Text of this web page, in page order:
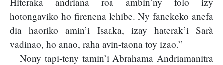
hotongaviko ho firenena lehibe. Ny fanekeko anefa
dia haoriko amin’i Isaaka, izay haterak’i Sarà
vadinao, ho anao, raha avin-taona toy izao.”
Nony tapi-teny tamin’i Abrahama Andriamanitra